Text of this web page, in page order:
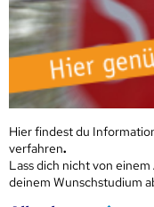
Hier findest du
verfahren.
Lass dich nicht von
deinem Wunschstudium